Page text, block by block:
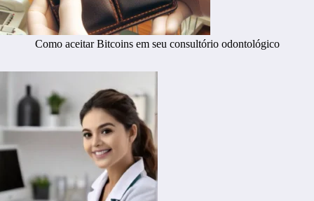
Como aceitar Bitcoins em seu consultório odontológico